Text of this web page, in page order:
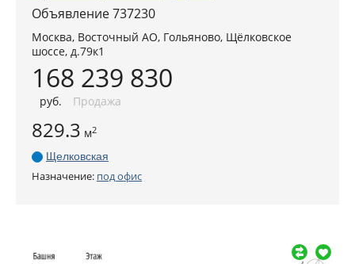
Объявление 737230
Москва, Восточный АО, Гольяново, Щёлковское
шоссе, д.79к1
168 239 830
руб. Продажа
829.3 м2
Щелковская
Назначение: под офис